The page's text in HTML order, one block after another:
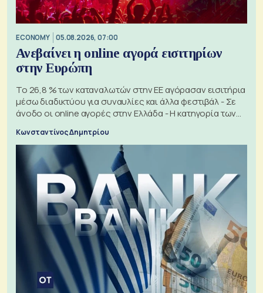
ECONOMY 05.08.2026, 07:00
Ανεβαίνει η online αγορά εισιτηρίων
στην Ευρώπη
Το 26,8 % των καταναλωτών στην ΕΕ αγόρασαν εισιτήρια
μέσω διαδικτύου για συναυλίες και άλλα φεστιβάλ - Σε
άνοδο οι online αγορές στην Ελλάδα - Η κατηγορία των
Κωνσταντίνος Δημητρίου